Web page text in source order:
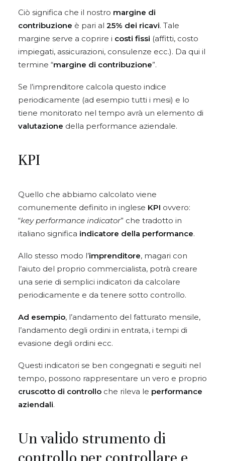
Ciò significa che il nostro margine di
contribuzione è pari al 25% dei ricavi. Tale
margine serve a coprire i costi fissi (affitti, costo
impiegati, assicurazioni, consulenze ecc.). Da qui il
termine “margine di contribuzione”.
Se l’imprenditore calcola questo indice
periodicamente (ad esempio tutti i mesi) e lo
tiene monitorato nel tempo avrà un elemento di
valutazione della performance aziendale.
KPI
Quello che abbiamo calcolato viene
comunemente definito in inglese KPI ovvero:
“key performance indicator” che tradotto in
italiano significa indicatore della performance.
Allo stesso modo l’imprenditore, magari con
l’aiuto del proprio commercialista, potrà creare
una serie di semplici indicatori da calcolare
periodicamente e da tenere sotto controllo.
Ad esempio, l’andamento del fatturato mensile,
l’andamento degli ordini in entrata, i tempi di
evasione degli ordini ecc.
Questi indicatori se ben congegnati e seguiti nel
tempo, possono rappresentare un vero e proprio
cruscotto di controllo che rileva le performance
aziendali.
Un valido strumento di